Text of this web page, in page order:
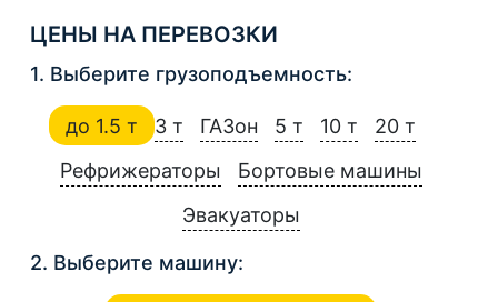
ЦЕНЫ НА ПЕРЕВОЗКИ
1. Выберите грузоподъемность:
до 1.5 т 3 т ГАЗон 5 т 10 т
20 т
Рефрижераторы
Бортовые машины
Эвакуаторы
2. Выберите машину: